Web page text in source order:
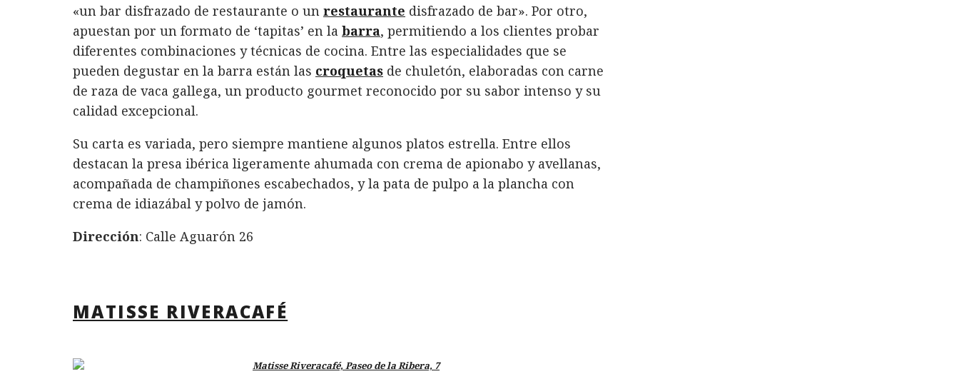
«un bar disfrazado de restaurante o un restaurante disfrazado de bar». Por otro,
apuestan por un formato de ‘tapitas’ en la barra, permitiendo a los clientes probar
diferentes combinaciones y técnicas de cocina. Entre las especialidades que se
pueden degustar en la barra están las croquetas de chuletón, elaboradas con carne
de raza de vaca gallega, un producto gourmet reconocido por su sabor intenso y su
calidad excepcional.
Su carta es variada, pero siempre mantiene algunos platos estrella. Entre ellos
destacan la presa ibérica ligeramente ahumada con crema de apionabo y avellanas,
acompañada de champiñones escabechados, y la pata de pulpo a la plancha con
crema de idiazábal y polvo de jamón.
Dirección: Calle Aguarón 26
MATISSE RIVERACAFÉ